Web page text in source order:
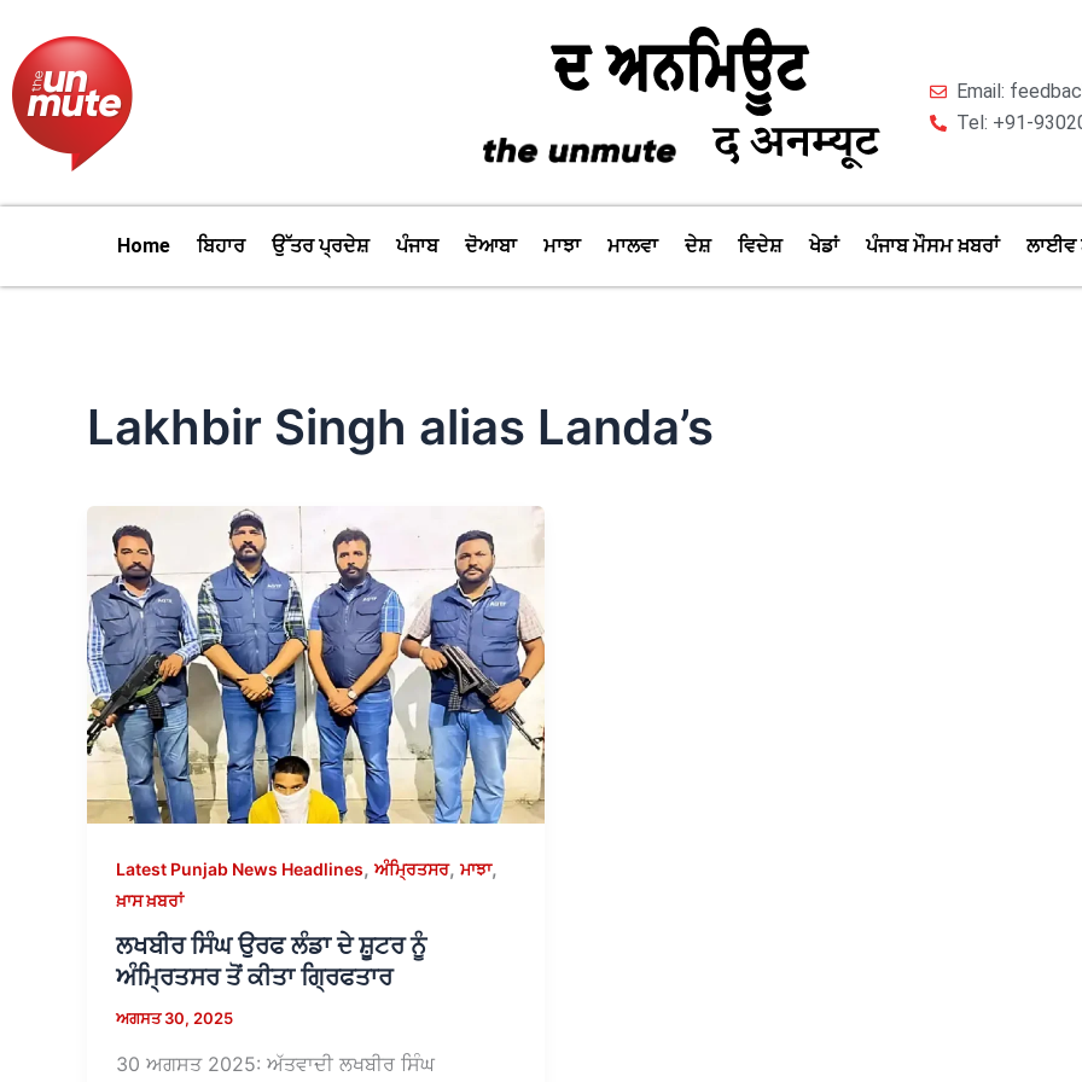
content
Email:
Tel: +91-
Home ਬਿਹਾਰ ਉੱਤਰ ਪ੍ਰਦੇਸ਼ ਪੰਜਾਬ ਦੋਆਬਾ ਮਾਝਾ ਮਾਲਵਾ ਦੇਸ਼ ਵਿਦੇਸ਼ ਖੇਡਾਂ ਪੰਜਾਬ ਮੌਸਮ ਖ਼ਬਰਾਂ ਲਾਈਵ
Lakhbir Singh alias Landa’s
Latest Punjab News Headlines, ਅੰਮ੍ਰਿਤਸਰ, ਮਾਝਾ,
ਖ਼ਾਸ ਖ਼ਬਰਾਂ
ਲਖਬੀਰ ਸਿੰਘ ਉਰਫ ਲੰਡਾ ਦੇ ਸ਼ੂਟਰ ਨੂੰ
ਅੰਮ੍ਰਿਤਸਰ ਤੋਂ ਕੀਤਾ ਗ੍ਰਿਫਤਾਰ
ਅਗਸਤ 30, 2025
30 ਅਗਸਤ 2025: ਅੱਤਵਾਦੀ ਲਖਬੀਰ ਸਿੰਘ